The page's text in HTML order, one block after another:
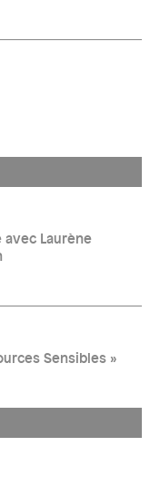
avec Laurène
Sensibles »